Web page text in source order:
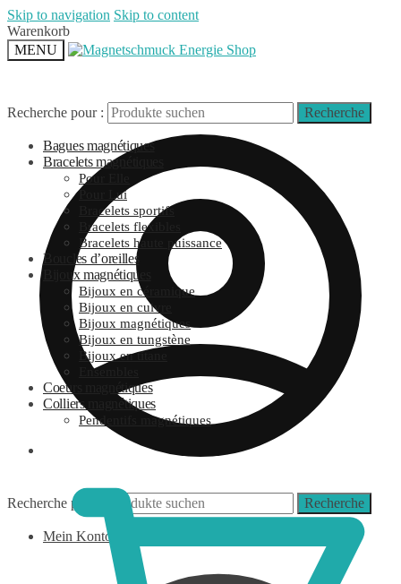
Skip to navigation Skip to content
Warenkorb
MENU
Recherche pour : Recherche
Mein Konto
Recherche pour : Recherche
Bagues magnétiques
Bracelets magnétiques
Pour Elle
Pour Lui
Bracelets sportifs
Bracelets flexibles
Bracelets haute puissance
Boucles d’oreilles
Bijoux magnétiques
Bijoux en céramique
Bijoux en cuivre
Bijoux magnétiques
Bijoux en tungstène
Bijoux en titane
Ensembles
Coeurs magnétiques
Colliers magnétiques
Pendentifs magnétiques